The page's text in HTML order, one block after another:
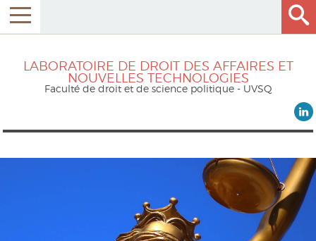
LABORATOIRE DE DROIT DES AFFAIRES ET
NOUVELLES TECHNOLOGIES
Faculté de droit et de science politique - UVSQ